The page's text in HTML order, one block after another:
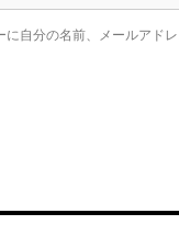
自分の名前、メールアド